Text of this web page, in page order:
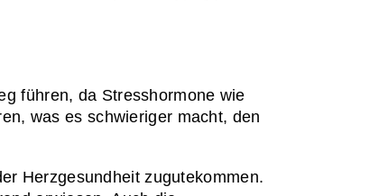
führen, da Stresshormone wie
was es schwieriger macht, den
Herzgesundheit zugutekommen.